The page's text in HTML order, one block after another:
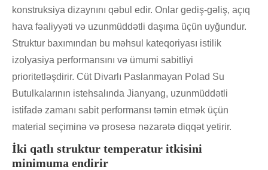
konstruksiya dizaynını qəbul edir. Onlar gediş-gəliş, açıq
hava fəaliyyəti və uzunmüddətli daşıma üçün uyğundur.
Struktur baxımından bu məhsul kateqoriyası istilik
izolyasiya performansını və ümumi sabitliyi
prioritetləşdirir. Cüt Divarlı Paslanmayan Polad Su
Butulkalarının istehsalında Jianyang, uzunmüddətli
istifadə zamanı sabit performansı təmin etmək üçün
material seçiminə və prosesə nəzarətə diqqət yetirir.
İki qatlı struktur temperatur itkisini
minimuma endirir